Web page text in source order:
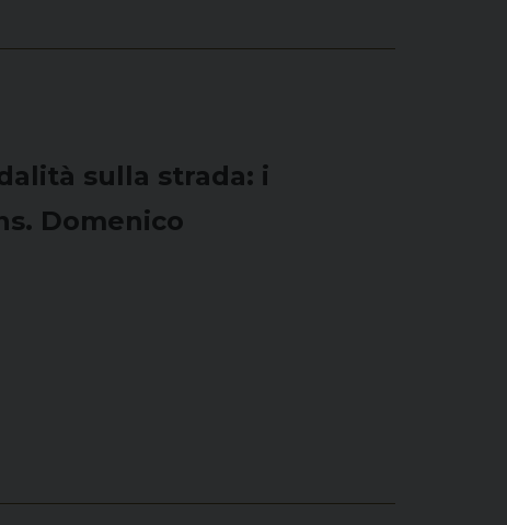
sulla strada: i
Domenico